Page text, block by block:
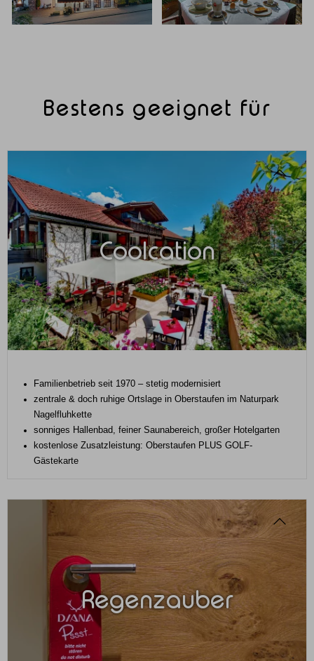
Bestens geeignet für
Coolcation
Familienbetrieb seit 1970 – stetig modernisiert
zentrale & doch ruhige Ortslage in Oberstaufen im Naturpark
Nagelfluhkette
sonniges Hallenbad, feiner Saunabereich, großer Hotelgarten
kostenlose Zusatzleistung: Oberstaufen PLUS GOLF-
Gästekarte
Regenzauber